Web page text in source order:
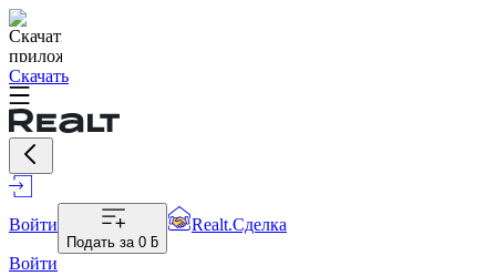
Скачать
Войти
Подать за 0 ƃ
Realt.Сделка
Войти